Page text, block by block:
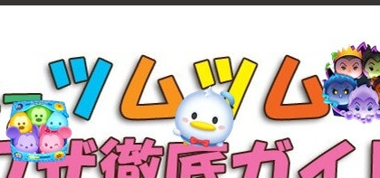
ム攻略・裏ワザ徹底ガイド
ム攻略サイト！新ツム・イベント・ピックアップ・
、ビンゴ・キャラ評価も丁寧に解説！ツムツムを12